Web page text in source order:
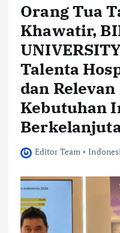
Orang Tua
Khawatir,
Talenta
dan
Kebutuhan
Editor Team